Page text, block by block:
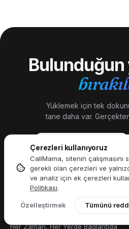
Atención Médica de Emergencia)
AYNI Tıbbi Ambulans.
Bulunduğun
Yüklemek için tek
tane daha var.
Uygulama Mağazası
Her Zaman, Her Yerde Bağlantıda
Çerezleri kullanıyoruz
CallMama, sitenin
gerekli olan çerezleri ve
ve analiz için ek çerezleri
Politikası.
Özelleştirmek Tümünü